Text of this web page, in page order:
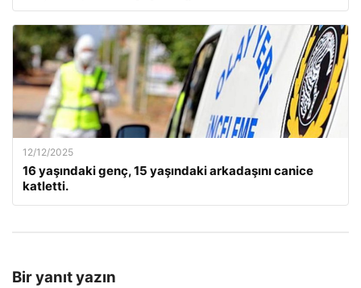
12/12/2025
16 yaşındaki genç, 15 yaşındaki arkadaşını canice
katletti.
Bir yanıt yazın